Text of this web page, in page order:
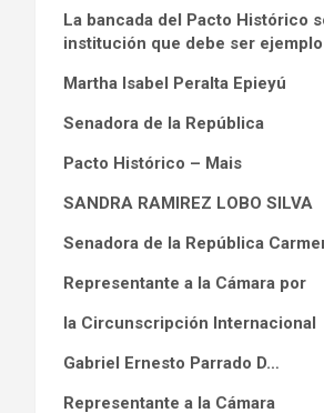
La bancada del Pacto Histórico
institución que debe ser
Martha Isabel Peralta Epieyú
Senadora de la República
Pacto Histórico – Mais
SANDRA RAMIREZ LOBO SILVA
Senadora de la República
Representante a la Cámara por
la Circunscripción Internacional
Gabriel Ernesto Parrado D…
Representante a la Cámara